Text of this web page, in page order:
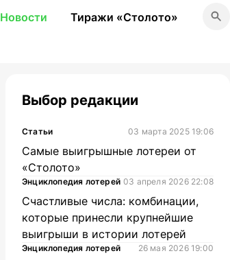
Новости Тиражи «Столото»
Выбор редакции
Статьи 03 марта 2025 19:06
Самые выигрышные лотереи от
«Столото»
Энциклопедия лотерей 03 апреля 2026 22:08
Счастливые числа: комбинации,
которые принесли крупнейшие
выигрыши в истории лотерей
Энциклопедия лотерей 26 мая 2026 19:00